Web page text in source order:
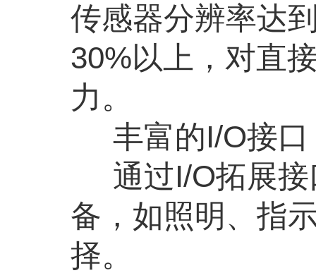
传感器分辨率达
30%以上，对直
力。
丰富的I/O接口
通过I/O拓展
备，如照明、指
择。